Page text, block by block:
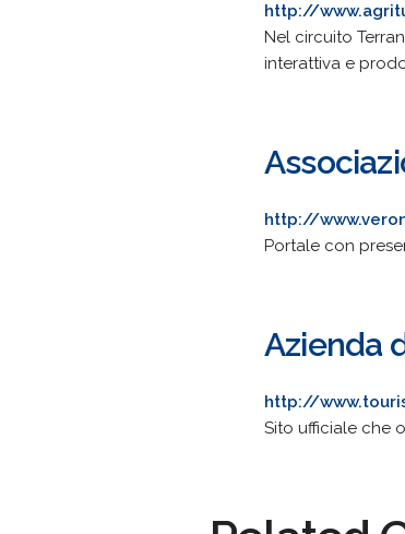
http://
Nel circuito
interattiva e
http://
Portale con
Azienda
http://
Sito ufficiale che